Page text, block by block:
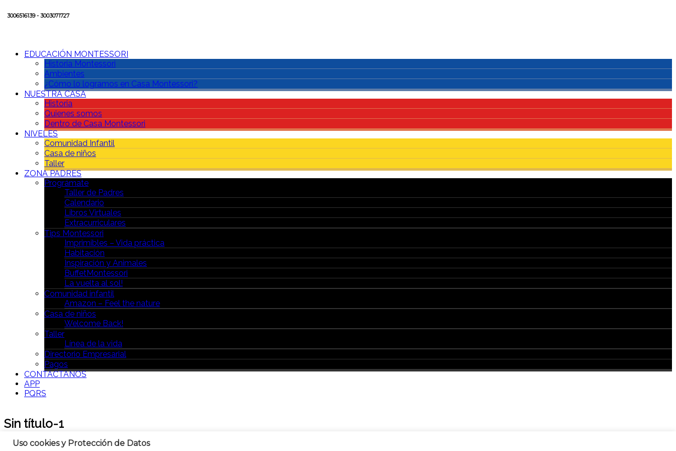
3006516139 - 3003071727
EDUCACIÓN MONTESSORI
Historia Montessori
Ambientes
¿Cómo lo logramos en Casa Montessori?
NUESTRA CASA
Historia
Quienes somos
Dentro de Casa Montessori
NIVELES
Comunidad Infantil
Casa de niños
Taller
ZONA PADRES
Prográmate
Taller de Padres
Calendario
Libros Virtuales
Extracurriculares
Tips Montessori
Imprimibles – Vida práctica
Habitación
Inspiración y Animales
BuffetMontessori
La vuelta al sol!
Comunidad infantil
Amazon – Feel the nature
Casa de niños
Welcome Back!
Taller
Línea de la vida
Directorio Empresarial
Pagos
CONTÁCTANOS
APP
PQRS
Sin título-1
Uso cookies y Protección de Datos